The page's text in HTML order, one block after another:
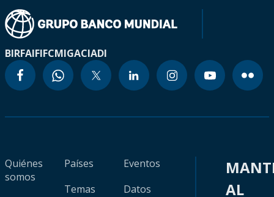
BIRFAIFIFCMIGACIADI
Quiénes
somos
Países
Temas
Eventos
Datos
AL